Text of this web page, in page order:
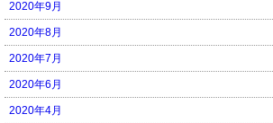
2020年9月
2020年8月
2020年7月
2020年6月
2020年4月